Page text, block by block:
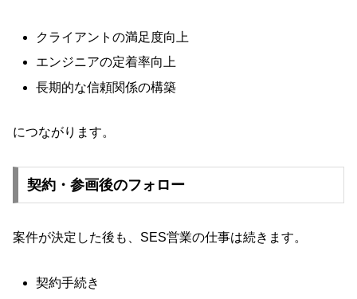
クライアントの満足度向上
エンジニアの定着率向上
長期的な信頼関係の構築
につながります。
契約・参画後のフォロー
案件が決定した後も、SES営業の仕事は続きます。
契約手続き